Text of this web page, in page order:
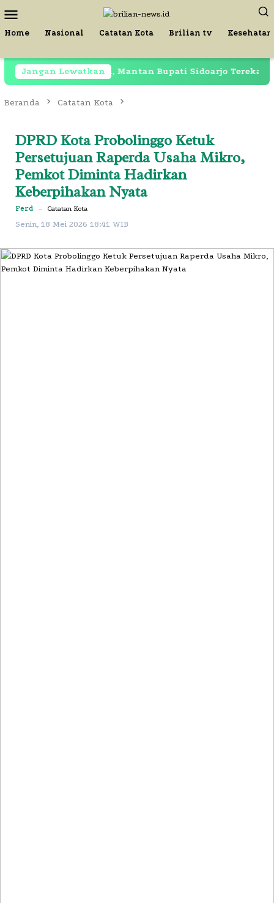
ke
kontenMobile
Home Nasional Catatan Kota Brilian tv Kesehatan
Jangan Lewatkan
Dipenjara, Mantan Bupati Sidoarjo Terekam di
Beranda Catatan Kota
DPRD Kota Probolinggo Ketuk
Persetujuan Raperda Usaha Mikro,
Pemkot Diminta Hadirkan
Keberpihakan Nyata
Ferd – Catatan Kota
Senin, 18 Mei 2026 18:41 WIB